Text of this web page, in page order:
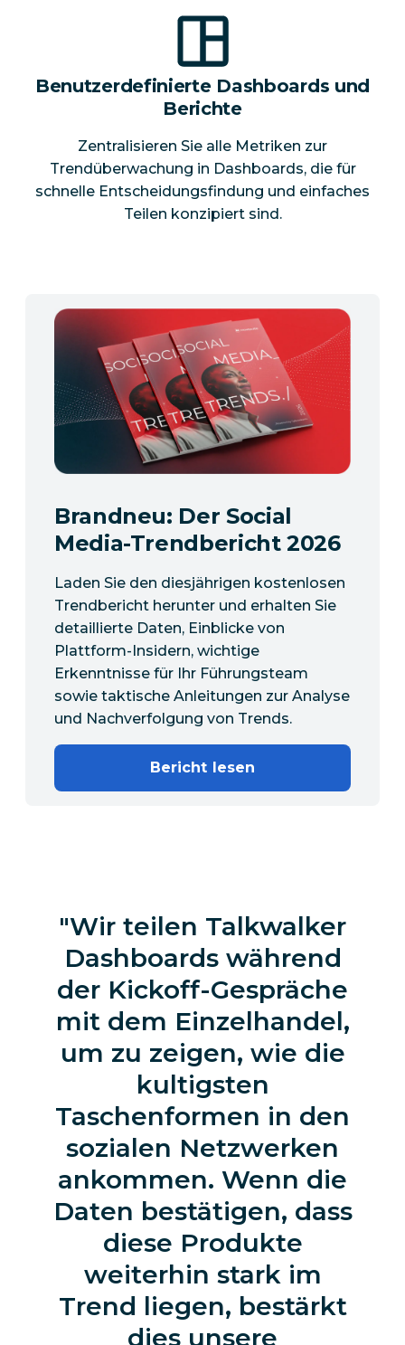
Benutzerdefinierte Dashboards und
Berichte
Zentralisieren Sie alle Metriken zur
Trendüberwachung in Dashboards, die für
schnelle Entscheidungsfindung und einfaches
Teilen konzipiert sind.
Brandneu: Der Social
Media-Trendbericht 2026
Laden Sie den diesjährigen kostenlosen
Trendbericht herunter und erhalten Sie
detaillierte Daten, Einblicke von
Plattform-Insidern, wichtige
Erkenntnisse für Ihr Führungsteam
sowie taktische Anleitungen zur Analyse
und Nachverfolgung von Trends.
Bericht lesen
Wir teilen Talkwalker
Dashboards während
der Kickoff-Gespräche
mit dem Einzelhandel,
um zu zeigen, wie die
kultigsten
Taschenformen in den
sozialen Netzwerken
ankommen. Wenn die
Daten bestätigen, dass
diese Produkte
weiterhin stark im
Trend liegen, bestärkt
dies unsere